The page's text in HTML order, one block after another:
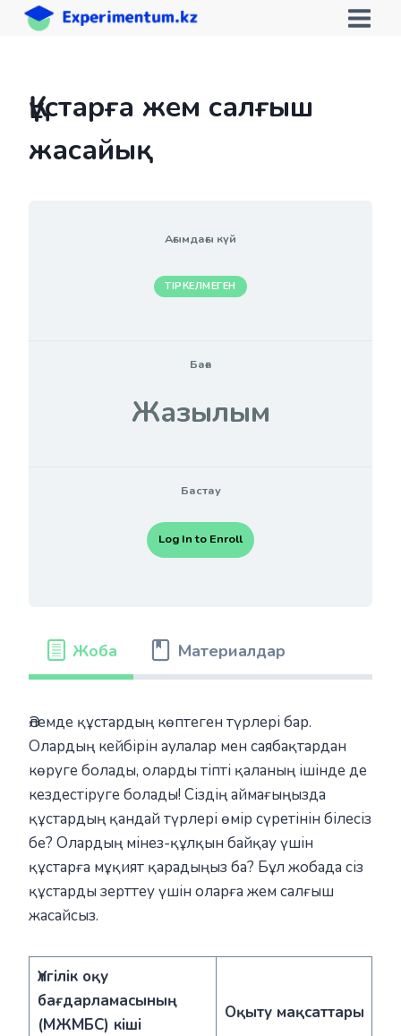
Skip
Құстарға жем салғыш
жасайық
Ағымдағы күй
ТІРКЕЛМЕГЕН
Баға
Жазылым
Бастау
Log In to Enroll
Жоба Материалдар
Әлемде құстардың көптеген түрлері бар.
Олардың кейбірін аулалар мен саябақтардан
көруге болады, оларды тіпті қаланың ішінде де
кездестіруге болады! Сіздің аймағыңызда
құстардың қандай түрлері өмір сүретінін білесіз
бе? Олардың мінез-құлқын байқау үшін
құстарға мұқият қарадыңыз ба? Бұл жобада сіз
құстарды зерттеу үшін оларға жем салғыш
жасайсыз.
Үлгілік оқу
бағдарламасының
(МЖМБС) кіші
Оқыту мақсаттары